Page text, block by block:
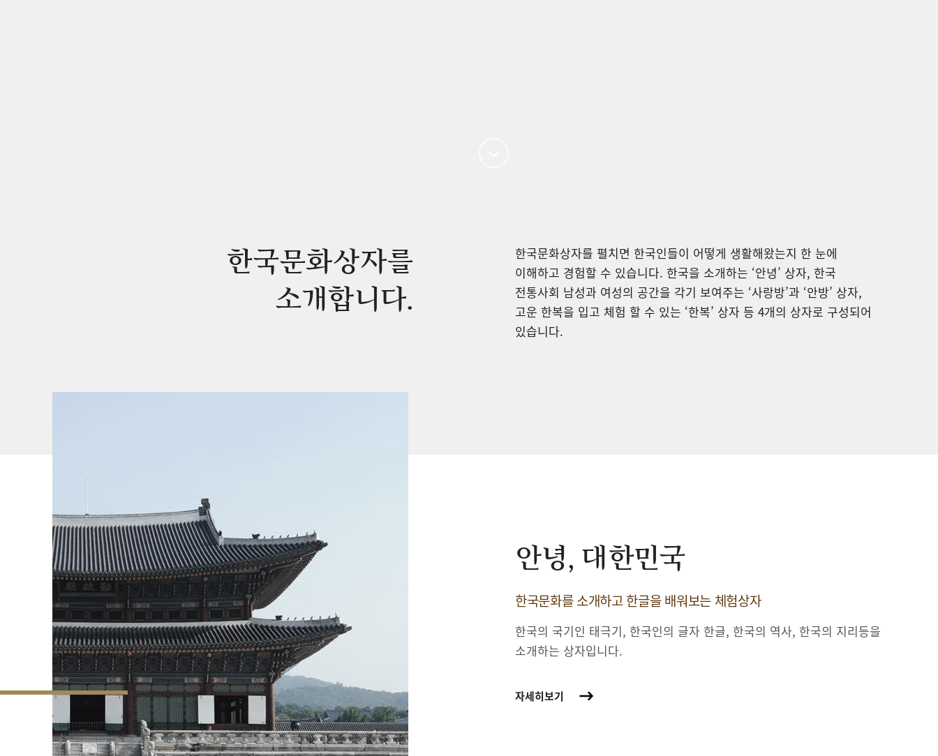
한국문화상자를
소개합니다.
한국문화상자를 펼치면 한국인들이 어떻게 생활해왔는지 한 눈에
이해하고 경험할 수 있습니다. 한국을 소개하는 ‘안녕’ 상자, 한국
전통사회 남성과 여성의 공간을 각기 보여주는 ‘사랑방’과 ‘안방’ 상자,
고운 한복을 입고 체험 할 수 있는 ‘한복’ 상자 등 4개의 상자로 구성되어
있습니다.
안녕, 대한민국
한국문화를 소개하고 한글을 배워보는 체험상자
한국의 국기인 태극기, 한국인의 글자 한글, 한국의 역사, 한국의 지리등을
소개하는 상자입니다.
자세히보기